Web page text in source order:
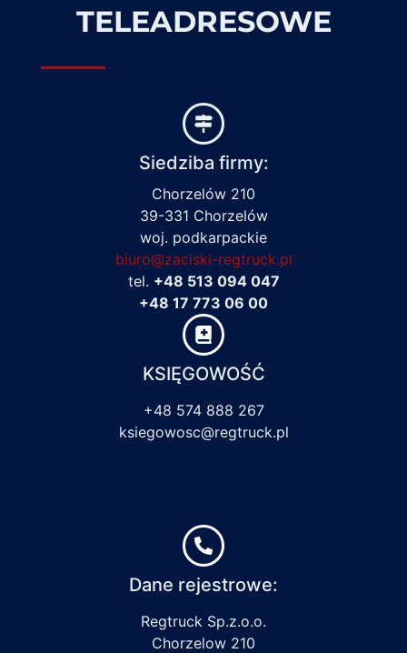
TELEADRESOWE
Siedziba firmy:
Chorzelów 210
39-331 Chorzelów
woj. podkarpackie
biuro@zaciski-regtruck.pl
tel. +48 513 094 047
+48 17 773 06 00
KSIĘGOWOŚĆ
+48 574 888 267
ksiegowosc@regtruck.pl
Dane rejestrowe:
Regtruck Sp.z.o.o.
Chorzelow 210